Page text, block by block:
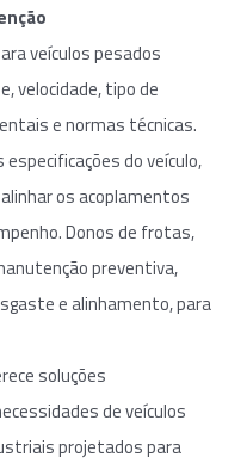
veículos pesados
velocidade, tipo de
e normas técnicas.
do veículo,
os acoplamentos
Donos de frotas,
preventiva,
e alinhamento, para
soluções
de veículos
projetados para